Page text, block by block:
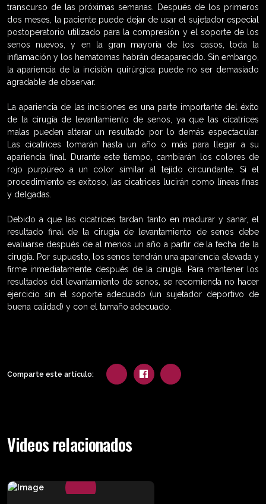
transcurso de las próximas semanas. Después de los primeros
dos meses, la paciente puede dejar de usar el sujetador especial
postoperatorio utilizado para la compresión y el soporte de los
senos nuevos, y en la gran mayoría de los casos, toda la
inflamación y los hematomas habrán desaparecido. Sin embargo,
la apariencia de la incisión quirúrgica puede no ser demasiado
agradable de observar.
La apariencia de las incisiones es una parte importante del éxito
de la cirugía de levantamiento de senos, ya que las cicatrices
malas pueden alterar un resultado por lo demás espectacular.
Las cicatrices tomarán hasta un año o más para llegar a su
apariencia final. Durante este tiempo, cambiarán los colores de
rojo purpúreo a un color similar al tejido circundante. Si el
procedimiento es exitoso, las cicatrices lucirán como líneas finas
y delgadas.
Debido a que las cicatrices tardan tanto en madurar y sanar, el
resultado final de la cirugía de levantamiento de senos debe
evaluarse después de al menos un año a partir de la fecha de la
cirugía. Por supuesto, los senos tendrán una apariencia elevada y
firme inmediatamente después de la cirugía. Para mantener los
resultados del levantamiento de senos, se recomienda no hacer
ejercicio sin el soporte adecuado (un sujetador deportivo de
buena calidad) y con el tamaño adecuado.
Comparte este artículo:
Videos relacionados